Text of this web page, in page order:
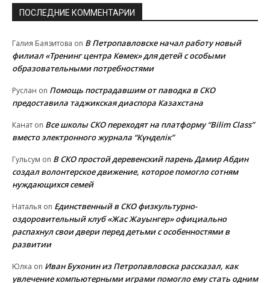
ПОСЛЕДНИЕ КОММЕНТАРИИ
Галия Баязитова on В Петропавловске начал работу новый
филиал «Тренинг центра Көмек» для детей с особыми
образовательными потребностями
Руслан on Помощь пострадавшим от паводка в СКО
предоставила таджикская диаспора Казахстана
Канат on Все школы СКО переходят на платформу “Bilim Class”
вместо электронного журнала “Күнделік”
Гульсум on В СКО простой деревенский парень Дамир Абдин
создал волонтерское движение, которое помогло сотням
нуждающихся семей
Наталья on Единственный в СКО физкультурно-
оздоровительный клуб «Жас Жауынгер» официально
распахнул свои двери перед детьми с особенностями в
развитии
Юлка on Иван Бухонин из Петропавловска рассказал, как
увлечение компьютерными играми помогло ему стать одним